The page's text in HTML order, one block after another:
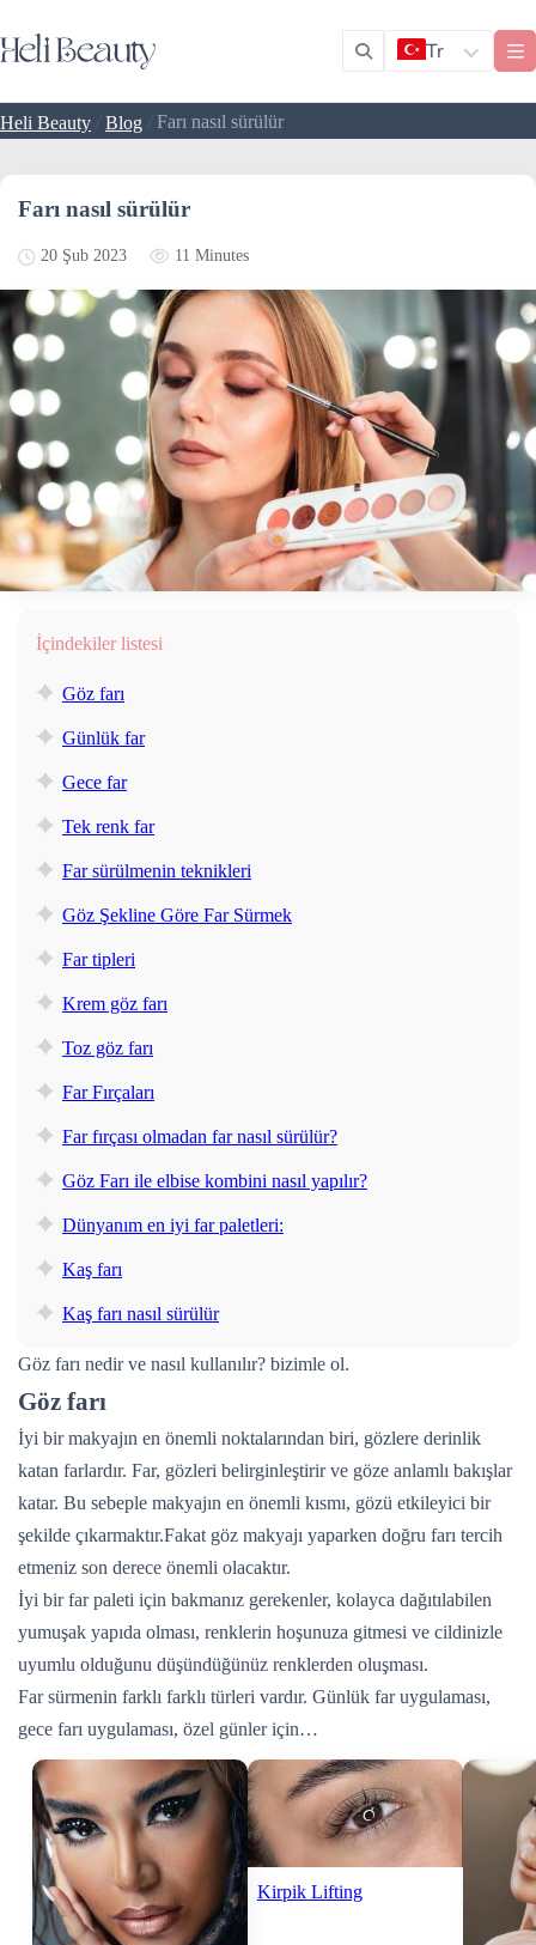
Tr
Heli Beauty / Blog / Farı nasıl sürülür
Farı nasıl sürülür
20 Şub 2023 11 Minutes
İçindekiler listesi
Göz farı
Günlük far
Gece far
Tek renk far
Far sürülmenin teknikleri
Göz Şekline Göre Far Sürmek
Far tipleri
Krem göz farı
Toz göz farı
Far Fırçaları
Far fırçası olmadan far nasıl sürülür?
Göz Farı ile elbise kombini nasıl yapılır?
Dünyanım en iyi far paletleri:
Kaş farı
Kaş farı nasıl sürülür
Göz farı nedir ve nasıl kullanılır? bizimle ol.
Göz farı
İyi bir makyajın en önemli noktalarından biri, gözlere derinlik
katan farlardır. Far, gözleri belirginleştirir ve göze anlamlı bakışlar
katar. Bu sebeple makyajın en önemli kısmı, gözü etkileyici bir
şekilde çıkarmaktır.Fakat göz makyajı yaparken doğru farı tercih
etmeniz son derece önemli olacaktır.
İyi bir far paleti için bakmanız gerekenler, kolayca dağıtılabilen
yumuşak yapıda olması, renklerin hoşunuza gitmesi ve cildinizle
uyumlu olduğunu düşündüğünüz renklerden oluşması.
Far sürmenin farklı farklı türleri vardır. Günlük far uygulaması,
gece farı uygulaması, özel günler için…
Kirpik Lifting